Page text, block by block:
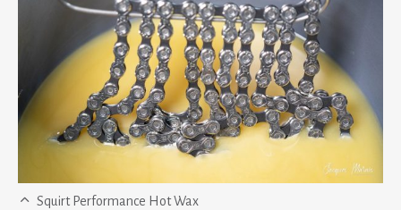
Squirt Performance Hot Wax